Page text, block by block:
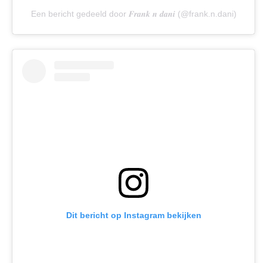
Een bericht gedeeld door 𝑭𝒓𝒂𝒏𝒌 𝒏 𝒅𝒂𝒏𝒊 (@frank.n.dani)
Dit bericht op Instagram bekijken